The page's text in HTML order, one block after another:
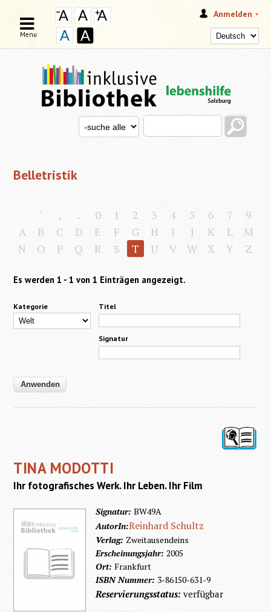
Anmelden
SUCHFORMULAR
Search this site
Search for
Menu
Belletristik
" , . 0 1 2 3 4 5 6 7
9
A
B C D E F G H I J K L
M
N
O P Q R S T U V W X Y Z
Es werden 1 - 1 von 1 Einträgen angezeigt.
Kategorie Titel
Signatur
TINA MODOTTI
Ihr fotografisches Werk. Ihr Leben. Ihr Film
Signatur: BW49A
AutorIn:Reinhard Schultz
Verlag: Zweitausendeins
Erscheinungsjahr: 2005
Ort: Frankfurt
ISBN Nummer: 3-86150-631-9
Reservierungsstatus: verfügbar